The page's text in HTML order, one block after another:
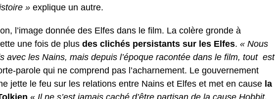
» explique un autre.
l’image donnée des Elfes dans le film. La colère gronde à
une fois de plus des clichés persistants sur les Elfes. « Nous
avec les Nains, mais depuis l’époque racontée dans le film, tout est
parole qui ne comprend pas l’acharnement. Le gouvernement
jette le feu sur les relations entre Nains et Elfes et met en cause la